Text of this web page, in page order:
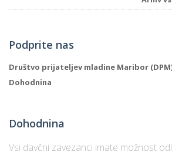
Podprite nas
Društvo prijateljev mladine Maribor
Dohodnina
Dohodnina
Vsi davčni zavezanci imate možnost